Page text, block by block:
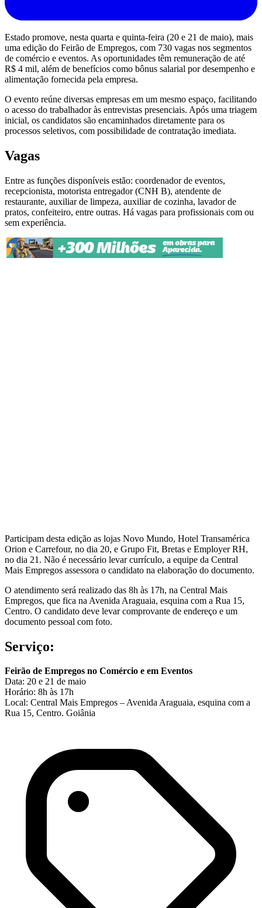
Estado promove, nesta quarta e quinta-feira (20 e 21 de maio), mais
uma edição do Feirão de Empregos, com 730 vagas nos segmentos
de comércio e eventos. As oportunidades têm remuneração de até
R$ 4 mil, além de benefícios como bônus salarial por desempenho e
alimentação fornecida pela empresa.
O evento reúne diversas empresas em um mesmo espaço, facilitando
o acesso do trabalhador às entrevistas presenciais. Após uma triagem
inicial, os candidatos são encaminhados diretamente para os
processos seletivos, com possibilidade de contratação imediata.
Vagas
Entre as funções disponíveis estão: coordenador de eventos,
recepcionista, motorista entregador (CNH B), atendente de
restaurante, auxiliar de limpeza, auxiliar de cozinha, lavador de
pratos, confeiteiro, entre outras. Há vagas para profissionais com ou
sem experiência.
Participam desta edição as lojas Novo Mundo, Hotel Transamérica
Orion e Carrefour, no dia 20, e Grupo Fit, Bretas e Employer RH,
no dia 21. Não é necessário levar currículo, a equipe da Central
Mais Empregos assessora o candidato na elaboração do documento.
O atendimento será realizado das 8h às 17h, na Central Mais
Empregos, que fica na Avenida Araguaia, esquina com a Rua 15,
Centro. O candidato deve levar comprovante de endereço e um
documento pessoal com foto.
Serviço:
Feirão de Empregos no Comércio e em Eventos
Data: 20 e 21 de maio
Horário: 8h às 17h
Local: Central Mais Empregos – Avenida Araguaia, esquina com a
Rua 15, Centro. Goiânia